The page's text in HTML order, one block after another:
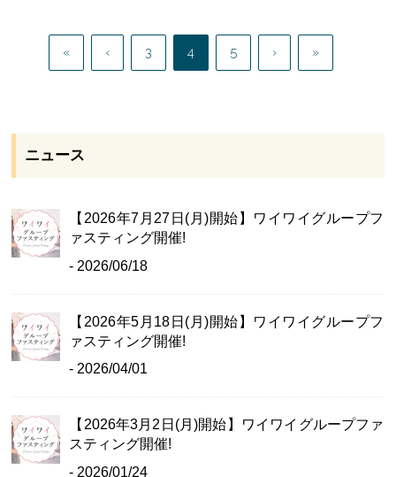
プファスティ
ング開催!">
« ‹ 3 4 5 › »
ニュース
【2026年7月27日(月)開始】ワイワイグループフ
ァスティング開催!
- 2026/06/18
【2026年5月18日(月)開始】ワイワイグループフ
ァスティング開催!
- 2026/04/01
【2026年3月2日(月)開始】ワイワイグループファ
スティング開催!
- 2026/01/24